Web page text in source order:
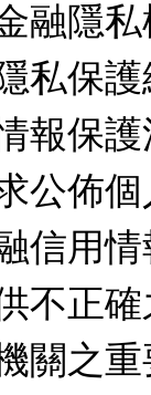
融隱
私保
報保
公佈
信用
不正
關之